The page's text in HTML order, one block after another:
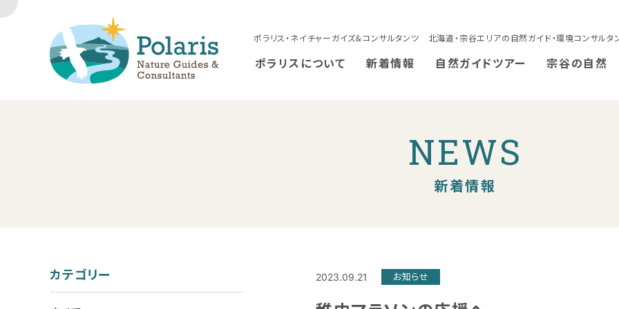
ポラリス・ネイチャーガイズ＆コンサルタンツ 北海道・宗谷エリアの自然ガイド・環境コンサルタ
ポラリスについて 新着情報 自然ガイドツアー 宗谷の自然
NEWS
新着情報
2023.09.21 お知らせ
カテゴリー